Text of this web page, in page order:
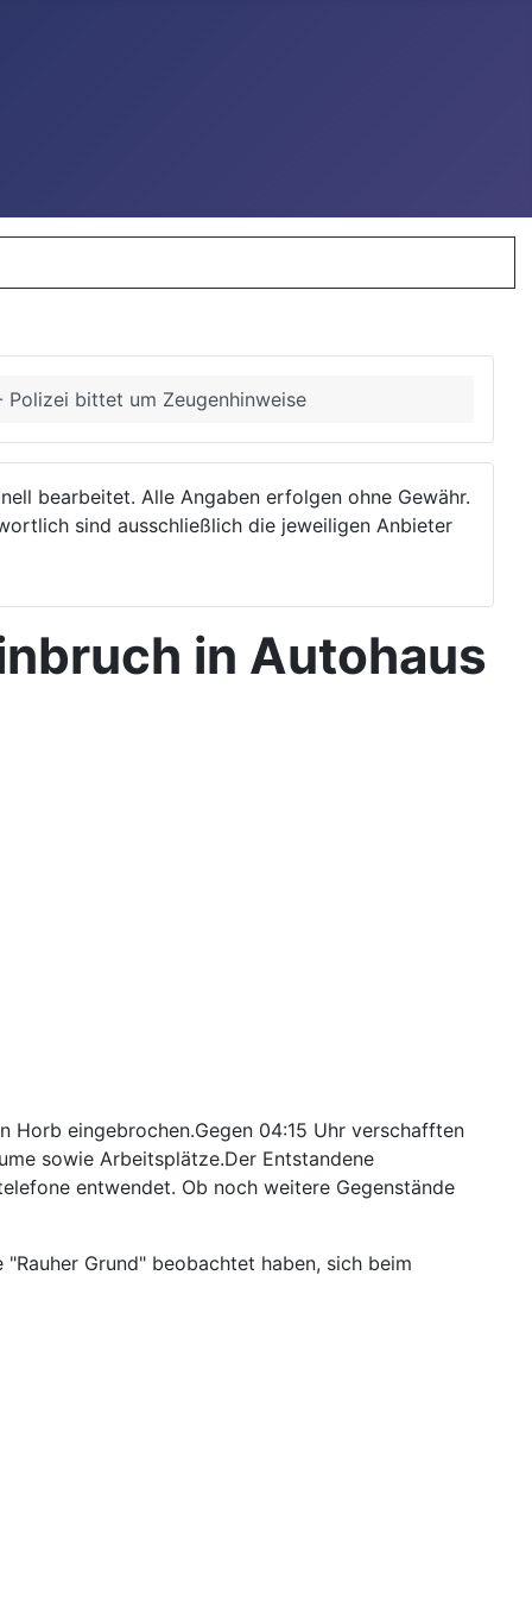
Polizei bittet um Zeugenhinweise
bearbeitet. Alle Angaben erfolgen ohne Gewähr.
sind ausschließlich die jeweiligen Anbieter
in Autohaus
Horb eingebrochen.Gegen 04:15 Uhr verschafften
sowie Arbeitsplätze.Der Entstandene
entwendet. Ob noch weitere Gegenstände
Grund" beobachtet haben, sich beim